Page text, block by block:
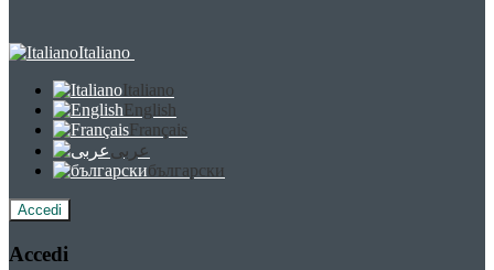
Italiano
Italiano
English
Français
عربى
български
Accedi
Accedi